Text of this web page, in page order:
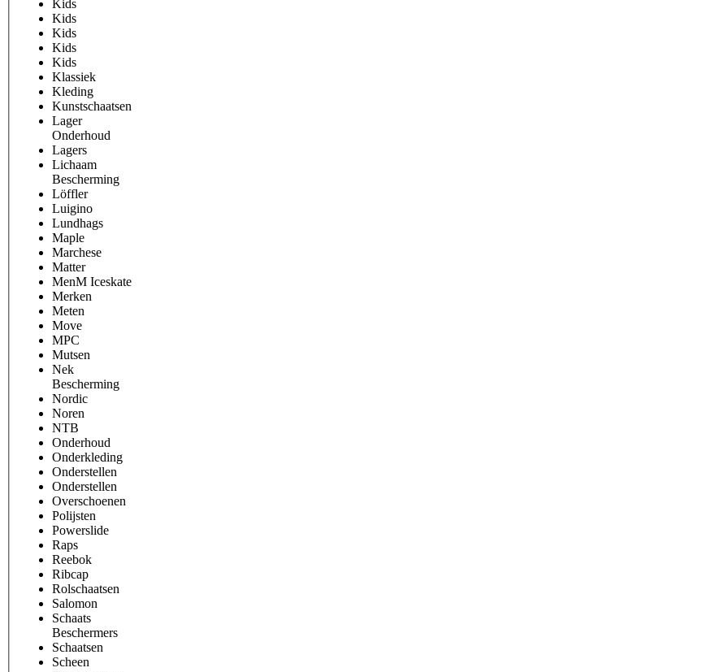
Kids
Kids
Kids
Kids
Kids
Klassiek
Kleding
Kunstschaatsen
Lager
Onderhoud
Lagers
Lichaam
Bescherming
Löffler
Luigino
Lundhags
Maple
Marchese
Matter
MenM Iceskate
Merken
Meten
Move
MPC
Mutsen
Nek
Bescherming
Nordic
Noren
NTB
Onderhoud
Onderkleding
Onderstellen
Onderstellen
Overschoenen
Polijsten
Powerslide
Raps
Reebok
Ribcap
Rolschaatsen
Salomon
Schaats
Beschermers
Schaatsen
Scheen